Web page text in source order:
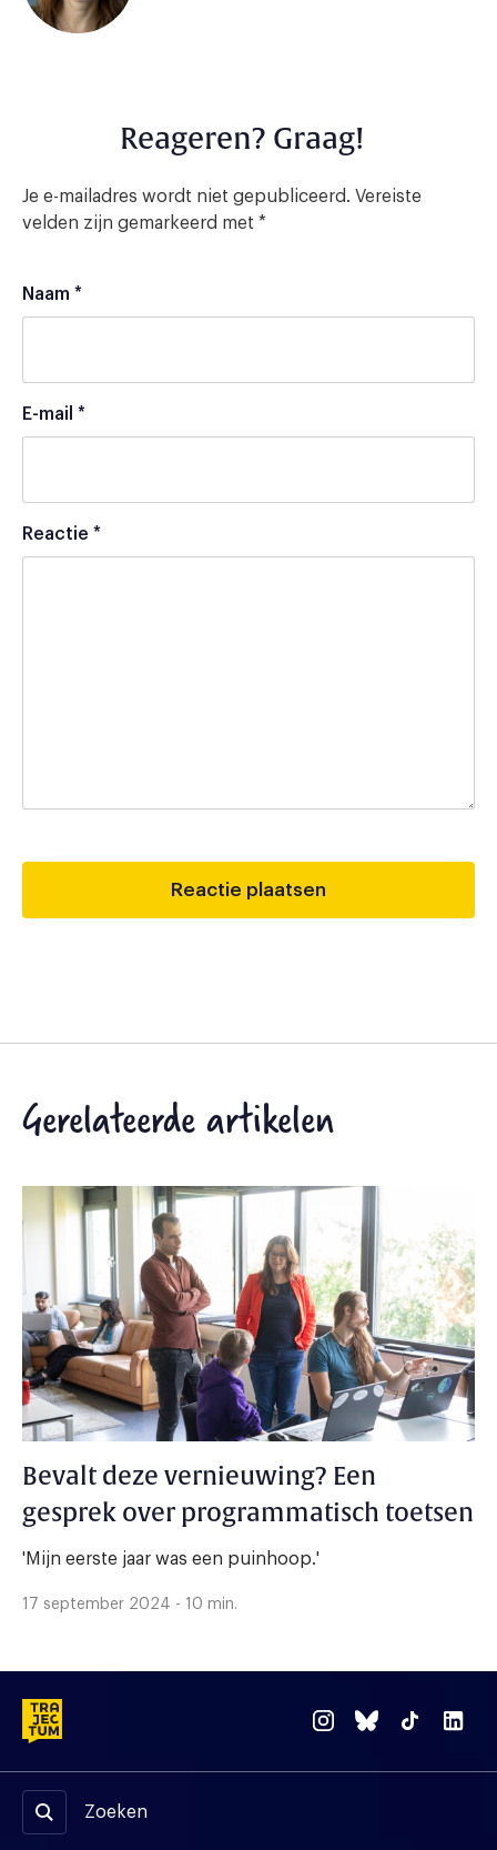
Reageren? Graag!
Je e-mailadres wordt niet gepubliceerd. Vereiste
velden zijn gemarkeerd met *
Naam *
E-mail *
Reactie *
Gerelateerde artikelen
Bevalt deze vernieuwing? Een
gesprek over programmatisch toetsen
'Mijn eerste jaar was een puinhoop.'
17 september 2024 - 10 min.
Zoeken